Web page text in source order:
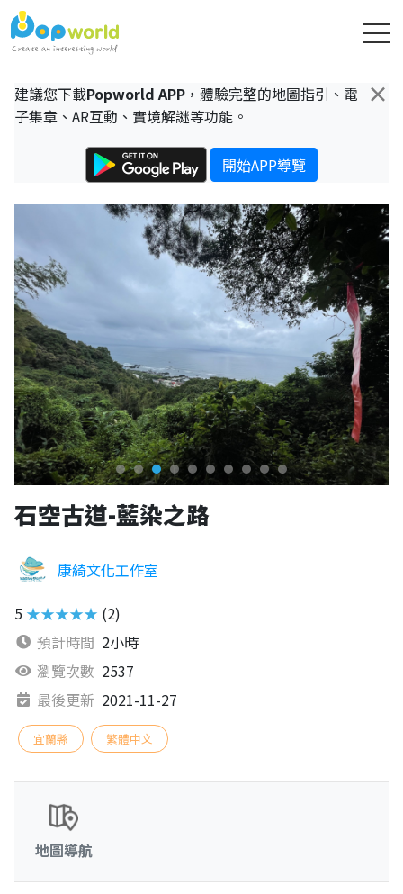
×
建議您下載Popworld APP ，體驗完整的地圖指引、電
子集章、AR互動、實境解謎等功能。
開始APP導覽
石空古道-藍染之路
康綺文化工作室
5 ★★★★★ (2)
預計時間 2小時
瀏覽次數 2537
最後更新 2021-11-27
宜蘭縣 繁體中文
地圖導航